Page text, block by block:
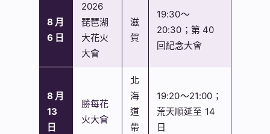
8 月
6 日
2026
琵琶湖
大花火
大會
滋
賀
19:30～
20:30；第 40
回紀念大會
8 月
13
日
勝每花
火大會
北
海
道
帶
19:20～21:00；
荒天順延至 14
日